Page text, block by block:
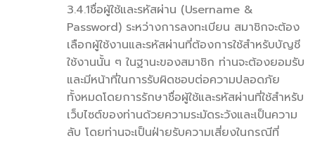
3.4.1ชื่อผู้ใช้และรหัสผ่าน (Username &
Password) ระหว่างการลงทะเบียน สมาชิกจะต้อง
เลือกผู้ใช้งานและรหัสผ่านที่ต้องการใช้สำหรับบัญชี
ใช้งานนั้น ๆ ในฐานะของสมาชิก ท่านจะต้องยอมรับ
และมีหน้าที่ในการรับผิดชอบต่อความปลอดภัย
ทั้งหมดโดยการรักษาชื่อผู้ใช้และรหัสผ่านที่ใช้สำหรับ
เว็บไซต์ของท่านด้วยความระมัดระวังและเป็นความ
ลับ โดยท่านจะเป็นฝ่ายรับความเสี่ยงในกรณีที่